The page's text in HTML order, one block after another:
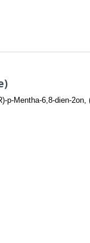
p-Mentha-6,8-dien-